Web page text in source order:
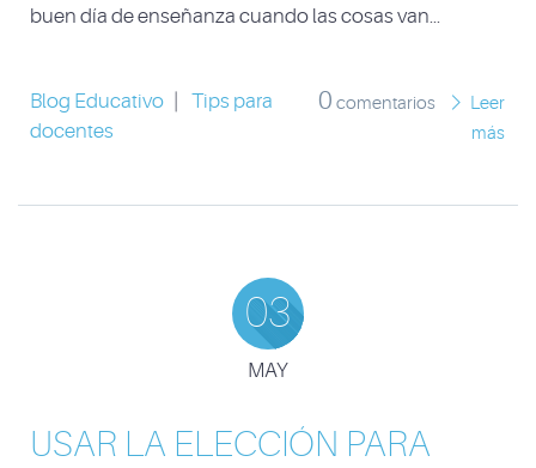
buen día de enseñanza cuando las cosas van...
Blog Educativo
Tips para
docentes
0 comentarios
Leer
más
03
MAY
USAR LA ELECCIÓN PARA